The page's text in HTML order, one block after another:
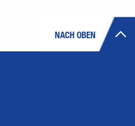
NACH OBEN